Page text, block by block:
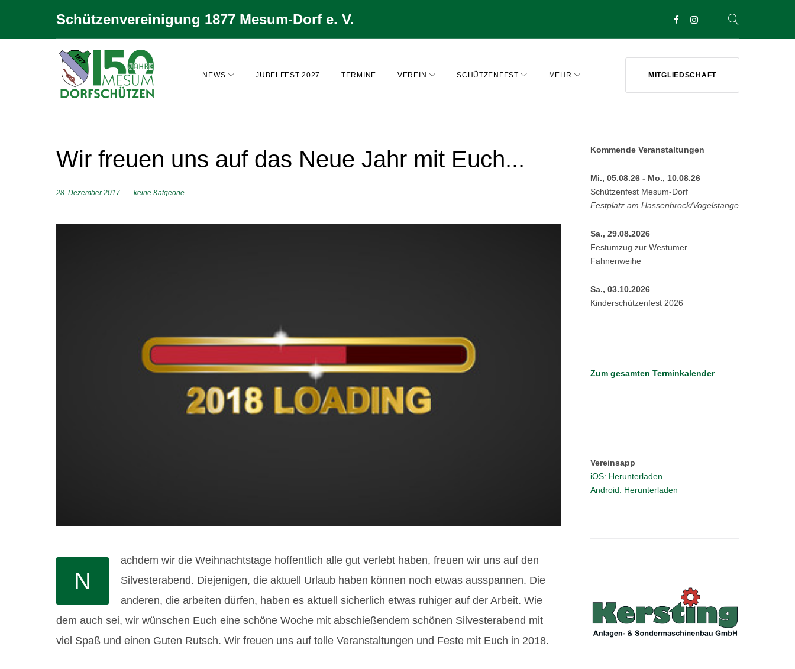
Schützenvereinigung 1877 Mesum-Dorf e. V.
Facebook
Instagram
NEWS JUBELFEST 2027 TERMINE VEREIN SCHÜTZENFEST MEHR MITGLIEDSCHAFT
Wir freuen uns auf das Neue Jahr mit Euch...
28. Dezember 2017 keine Katgeorie
N
achdem wir die Weihnachtstage hoffentlich alle gut verlebt haben, freuen wir uns auf den
Silvesterabend. Diejenigen, die aktuell Urlaub haben können noch etwas ausspannen. Die
anderen, die arbeiten dürfen, haben es aktuell sicherlich etwas ruhiger auf der Arbeit. Wie
dem auch sei, wir wünschen Euch eine schöne Woche mit abschießendem schönen Silvesterabend mit
viel Spaß und einen Guten Rutsch. Wir freuen uns auf tolle Veranstaltungen und Feste mit Euch in 2018.
Kommende Veranstaltungen
Mi., 05.08.26 - Mo., 10.08.26
Schützenfest Mesum-Dorf
Festplatz am Hassenbrock/Vogelstange
Sa., 29.08.2026
Festumzug zur Westumer
Fahnenweihe
Sa., 03.10.2026
Kinderschützenfest 2026
Zum gesamten Terminkalender
Vereinsapp
iOS: Herunterladen
Android: Herunterladen